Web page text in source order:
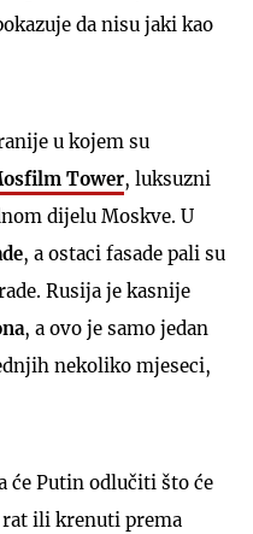
da nisu jaki kao
u kojem su
Tower, luksuzni
dijelu Moskve. U
, a ostaci fasade pali su
Rusija je kasnije
, a ovo je samo jedan
nekoliko mjeseci,
će Putin odlučiti što će
ili krenuti prema